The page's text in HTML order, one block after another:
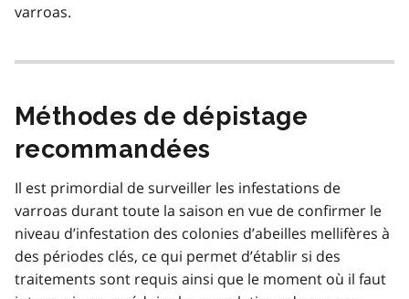
varroas.
Méthodes de dépistage
recommandées
Il est primordial de surveiller les infestations de
varroas durant toute la saison en vue de confirmer le
niveau d’infestation des colonies d’abeilles mellifères à
des périodes clés, ce qui permet d’établir si des
traitements sont requis ainsi que le moment où il faut